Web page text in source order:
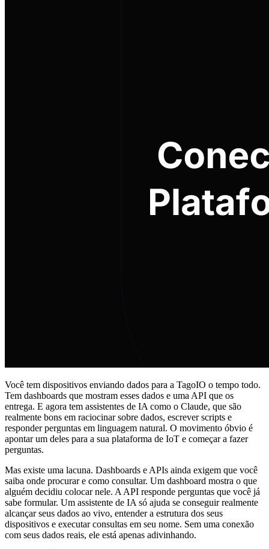
Você tem dispositivos enviando dados para a TagoIO o tempo todo.
Tem dashboards que mostram esses dados e uma API que os
entrega. E agora tem assistentes de IA como o Claude, que são
realmente bons em raciocinar sobre dados, escrever scripts e
responder perguntas em linguagem natural. O movimento óbvio é
apontar um deles para a sua plataforma de IoT e começar a fazer
perguntas.
Mas existe uma lacuna. Dashboards e APIs ainda exigem que você
saiba onde procurar e como consultar. Um dashboard mostra o que
alguém decidiu colocar nele. A API responde perguntas que você já
sabe formular. Um assistente de IA só ajuda se conseguir realmente
alcançar seus dados ao vivo, entender a estrutura dos seus
dispositivos e executar consultas em seu nome. Sem uma conexão
com seus dados reais, ele está apenas adivinhando.